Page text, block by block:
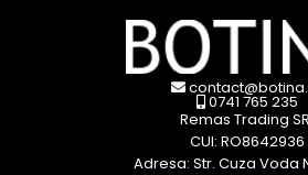
0741 765 235
Remas Trading
CUI: RO8642936
Adresa: Str. Cuza Voda